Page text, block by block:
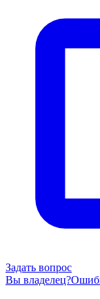
Задать вопрос
Вы владелец?